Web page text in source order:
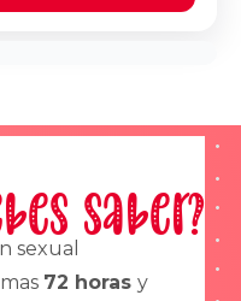
saber?
sexual
72 horas y